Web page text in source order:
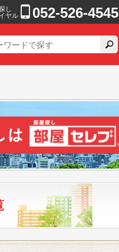
し
ヤル
052-526-4545